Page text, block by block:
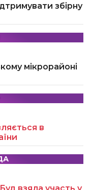
збірну
мікрорайоні
в